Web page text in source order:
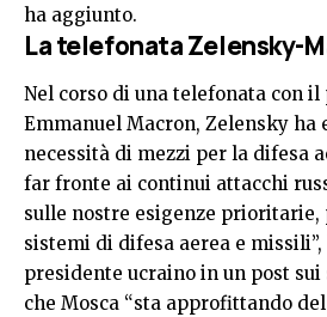
ha aggiunto.
La telefonata Zelensky-
Nel corso di una telefonata con
Emmanuel Macron, Zelensky ha
necessità di mezzi per la difesa
far fronte ai continui attacchi
sulle nostre esigenze
sistemi di difesa aerea e
presidente ucraino in un post
che Mosca “sta approfittando